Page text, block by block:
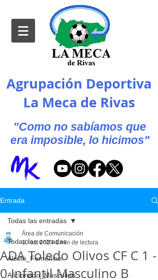
Agrupación Deportiva
La Meca de Rivas
"Como no sabíamos que
era imposible, lo hicimos"
Entrada
Todas las entradas
Alevin_Femenino
Aficionado_Masculino
Todas las entradas
ADA Toledo Olivos CF C 1 -
0 Infantil Masculino B
Área de Comunicación
10 oct 2023 1 min de lectura